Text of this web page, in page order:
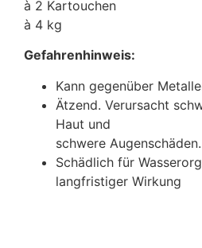
à 2 Kartouchen
à 4 kg
Gefahrenhinweis:
Kann gegenüber
Ätzend. Verursacht
Haut und
schwere Augenschäden.
Schädlich für
langfristiger Wirkung